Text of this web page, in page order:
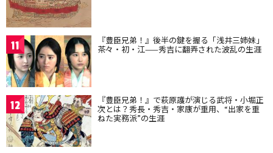
11 『豊臣兄弟！』後半の鍵を握る「浅井三姉妹」
茶々・初・江——秀吉に翻弄された波乱の生涯
12 『豊臣兄弟！』で萩原護が演じる武将・小堀正
次とは？秀長・秀吉・家康が重用、“出家を重
ねた実務派”の生涯